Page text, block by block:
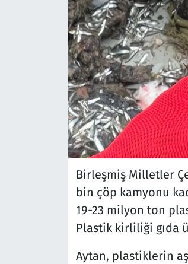
Birleşmiş Milletler
bin çöp kamyonu
19-23 milyon ton
Plastik kirliliği gıda
Aytan, plastiklerin